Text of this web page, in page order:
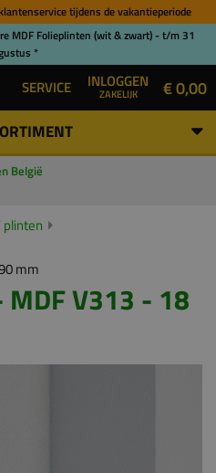
tijdens de vakantieperiode
MDF Folieplinten (wit & zwart) - t/m 31
*
SERVICE INLOGGEN
ZAKELIJK € 0,00
België
plinten
mm
MDF V313 - 18